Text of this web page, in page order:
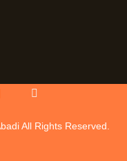
Icon-
youtube-
All Rights Reserved.